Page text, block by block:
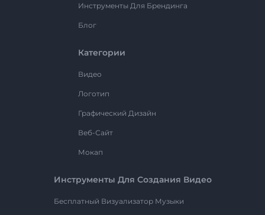
Инструменты Для Брендинга
Блог
Категории
Видео
Логотип
Графический Дизайн
Веб-Сайт
Мокап
Инструменты Для Создания Видео
Бесплатный Визуализатор Музыки